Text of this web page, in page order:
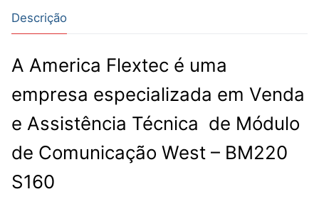
Descrição
A America Flextec é uma
empresa especializada em Venda
e Assistência Técnica de Módulo
de Comunicação West – BM220
S160